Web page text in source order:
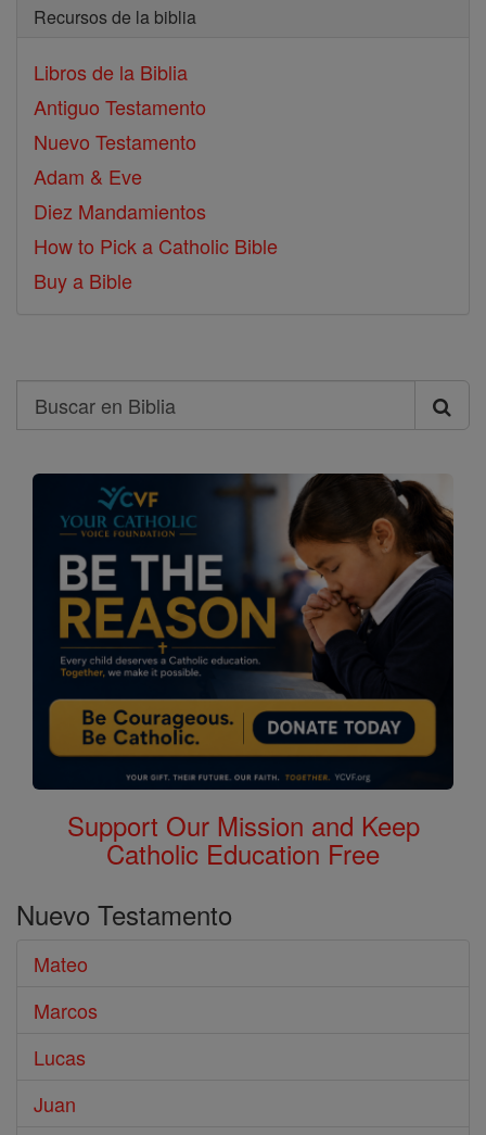
Recursos de la biblia
Libros de la Biblia
Antiguo Testamento
Nuevo Testamento
Adam & Eve
Diez Mandamientos
How to Pick a Catholic Bible
Buy a Bible
Search
Buscar
en
Support Our Mission and Keep
Catholic Education Free
Nuevo Testamento
Mateo
Marcos
Lucas
Juan